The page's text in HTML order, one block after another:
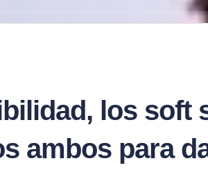
los soft
ambos para